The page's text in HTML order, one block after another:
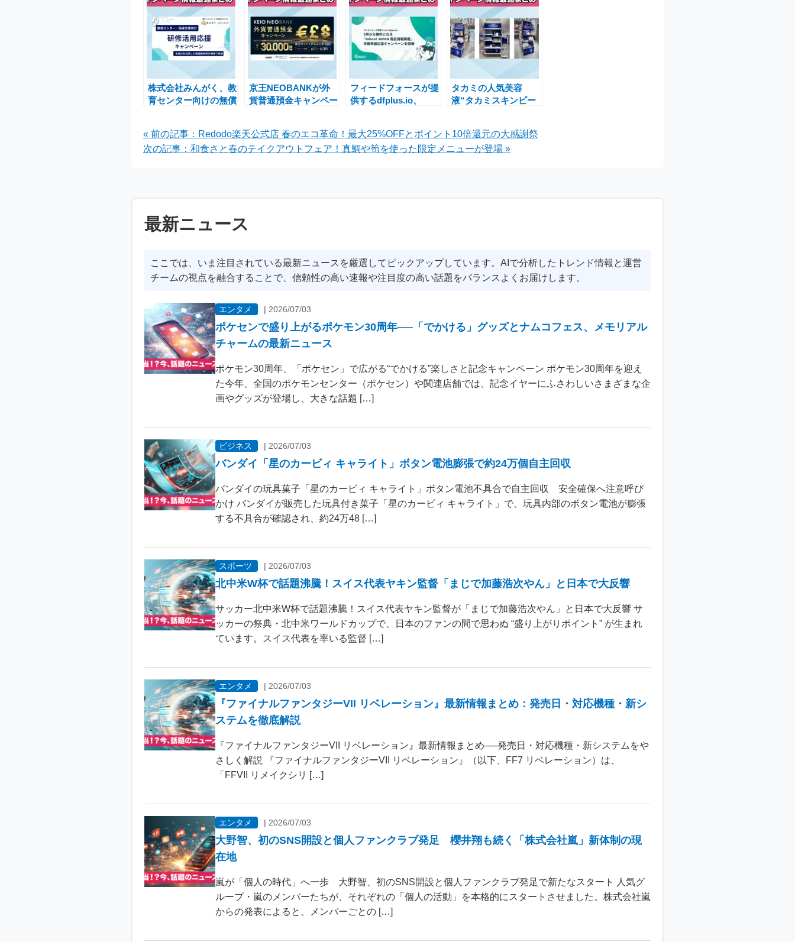
株式会社みんがく、教
育センター向けの無償
京王NEOBANKが外
貨普通預金キャンペー
フィードフォースが提
供するdfplus.io、
キャンペーン開催
タカミの人気美容
液“タカミスキンピー
するキャンペーン
« 前の記事：Redodo楽天公式店 春のエコ革命！最大25%OFFとポイント10倍還元の大感謝祭
次の記事：和食さと春のテイクアウトフェア！真鯛や筍を使った限定メニューが登場 »
最新ニュース
ここでは、いま注目されている最新ニュースを厳選してピックアップしています。AIで分析したトレンド情報と運営
チームの視点を融合することで、信頼性の高い速報や注目度の高い話題をバランスよくお届けします。
エンタメ | 2026/07/03
ポケセンで盛り上がるポケモン30周年──「でかける」グッズとナムコフェス、メモリアル
チャームの最新ニュース
ポケモン30周年、「ポケセン」で広がる“でかける”楽しさと記念キャンペーン ポケモン30周年を迎え
た今年、全国のポケモンセンター（ポケセン）や関連店舗では、記念イヤーにふさわしいさまざまな企
画やグッズが登場し、大きな話題 […]
ビジネス | 2026/07/03
バンダイ「星のカービィ キャライト」ボタン電池膨張で約24万個自主回収
バンダイの玩具菓子「星のカービィ キャライト」ボタン電池不具合で自主回収 安全確保へ注意呼び
かけ バンダイが販売した玩具付き菓子「星のカービィ キャライト」で、玩具内部のボタン電池が膨張
する不具合が確認され、約24万48 […]
スポーツ | 2026/07/03
北中米W杯で話題沸騰！スイス代表ヤキン監督「まじで加藤浩次やん」と日本で大反響
サッカー北中米W杯で話題沸騰！スイス代表ヤキン監督が「まじで加藤浩次やん」と日本で大反響 サ
ッカーの祭典・北中米ワールドカップで、日本のファンの間で思わぬ “盛り上がりポイント” が生まれ
ています。スイス代表を率いる監督 […]
エンタメ | 2026/07/03
『ファイナルファンタジーVII リベレーション』最新情報まとめ：発売日・対応機種・新シ
ステムを徹底解説
『ファイナルファンタジーVII リベレーション』最新情報まとめ──発売日・対応機種・新システムをや
さしく解説 『ファイナルファンタジーVII リベレーション』（以下、FF7 リベレーション）は、
「FFVII リメイクシリ […]
エンタメ | 2026/07/03
大野智、初のSNS開設と個人ファンクラブ発足 櫻井翔も続く「株式会社嵐」新体制の現
在地
嵐が「個人の時代」へ一歩 大野智、初のSNS開設と個人ファンクラブ発足で新たなスタート 人気グ
ループ・嵐のメンバーたちが、それぞれの「個人の活動」を本格的にスタートさせました。株式会社嵐
からの発表によると、メンバーごとの […]